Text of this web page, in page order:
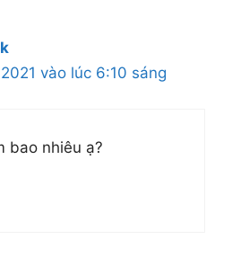
vào lúc 6:10 sáng
bao nhiêu ạ?